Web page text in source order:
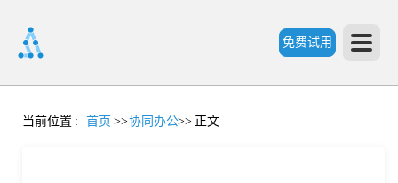
免费试用
首
当前位置 : 首页 >>协同办公>> 正文